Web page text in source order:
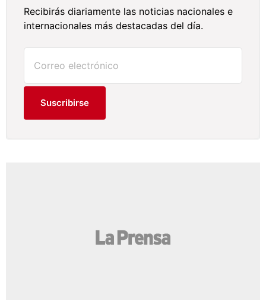
Recibirás diariamente las noticias nacionales e
internacionales más destacadas del día.
Suscribirse